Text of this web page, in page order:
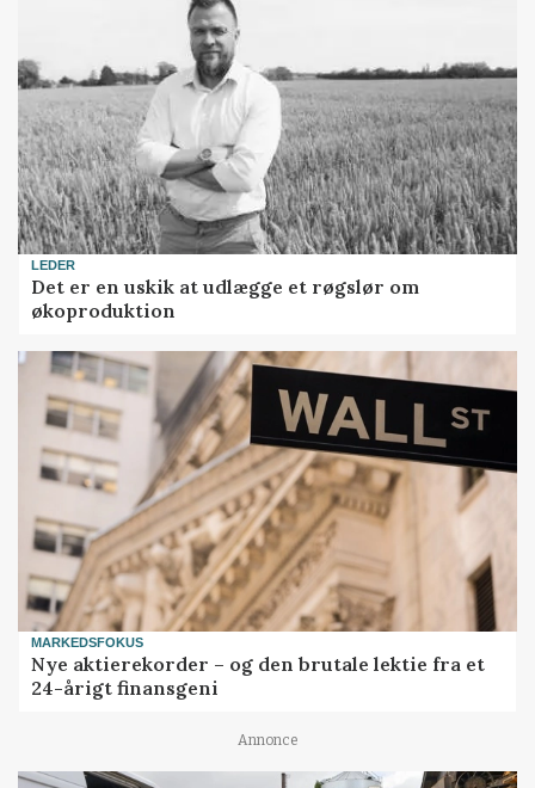
LEDER
Det er en uskik at udlægge et røgslør om
økoproduktion
MARKEDSFOKUS
Nye aktierekorder – og den brutale lektie fra et
24-årigt finansgeni
Annonce